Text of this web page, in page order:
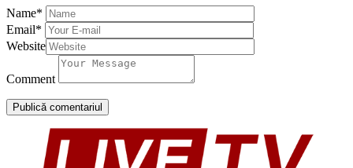
Name*
Email*
Website
Comment